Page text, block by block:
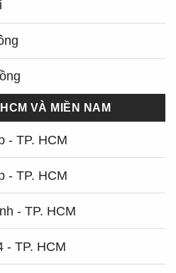
VÀ MIỀN NAM
- TP. HCM
- TP. HCM
- TP. HCM
- TP. HCM